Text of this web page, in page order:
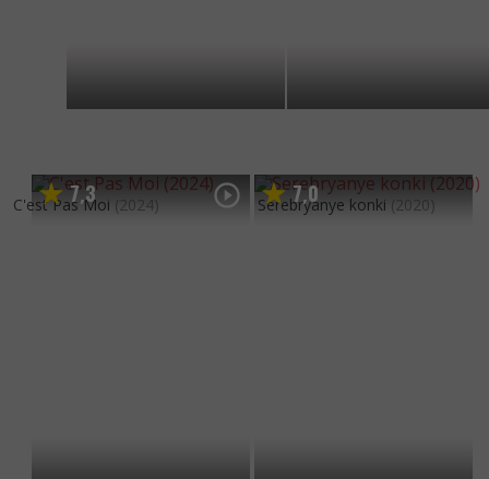
7,3
C'est Pas Moi (2024) 7,0
Serebryanye konki (2020)